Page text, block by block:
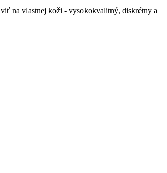
na vlastnej koži - vysokokvalitný, diskrétny a